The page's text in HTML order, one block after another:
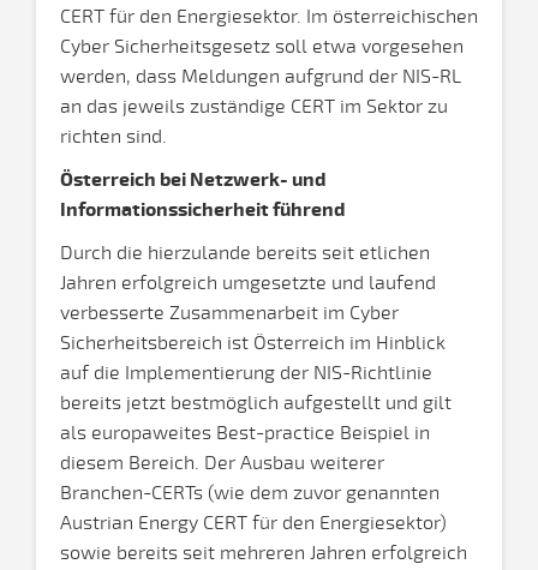
CERT für den Energiesektor. Im österreichischen
Cyber Sicherheitsgesetz soll etwa vorgesehen
werden, dass Meldungen aufgrund der NIS-RL
an das jeweils zuständige CERT im Sektor zu
richten sind.
Österreich bei Netzwerk- und
Informationssicherheit führend
Durch die hierzulande bereits seit etlichen
Jahren erfolgreich umgesetzte und laufend
verbesserte Zusammenarbeit im Cyber
Sicherheitsbereich ist Österreich im Hinblick
auf die Implementierung der NIS-Richtlinie
bereits jetzt bestmöglich aufgestellt und gilt
als europaweites Best-practice Beispiel in
diesem Bereich. Der Ausbau weiterer
Branchen-CERTs (wie dem zuvor genannten
Austrian Energy CERT für den Energiesektor)
sowie bereits seit mehreren Jahren erfolgreich